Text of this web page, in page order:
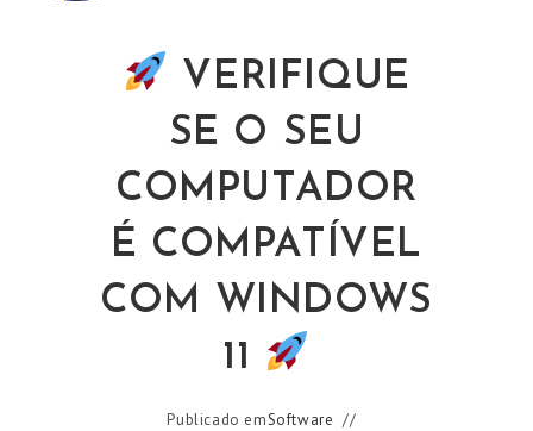
VERIFIQUE
SE O SEU
COMPUTADOR
É COMPATÍVEL
COM WINDOWS
11
Publicado emSoftware